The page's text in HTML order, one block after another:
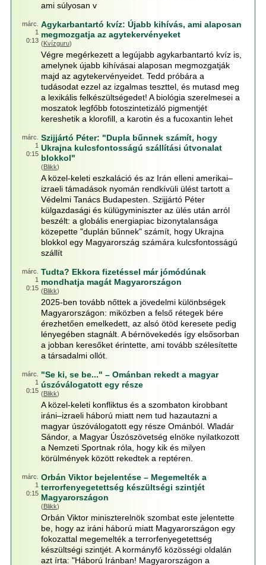
ami súlyosan v
márc.
1
0:13
Agykarbantartó kvíz: Újabb kihívás, ami alaposan
megmozgatja az agytekervényeket
(Kvízguru)
Végre megérkezett a legújabb agykarbantartó kvíz is,
amelynek újabb kihívásai alaposan megmozgatják
majd az agytekervényeidet. Tedd próbára a
tudásodat ezzel az izgalmas teszttel, és mutasd meg
a lexikális felkészültségedet! A biológia szerelmesei a
moszatok legfőbb fotoszintetizáló pigmentjét
kereshetik a klorofill, a karotin és a fucoxantin lehet
márc.
1
0:15
Szijjártó Péter: "Dupla bűnnek számít, hogy
Ukrajna kulcsfontosságú szállítási útvonalat
blokkol"
(Blikk)
A közel-keleti eszkaláció és az Irán elleni amerikai–
izraeli támadások nyomán rendkívüli ülést tartott a
Védelmi Tanács Budapesten. Szijjártó Péter
külgazdasági és külügyminiszter az ülés után arról
beszélt: a globális energiapiac bizonytalansága
közepette "duplán bűnnek" számít, hogy Ukrajna
blokkol egy Magyarország számára kulcsfontosságú
szállít
márc.
1
0:15
Tudta? Ekkora fizetéssel már jómódúnak
mondhatja magát Magyarországon
(Blikk)
2025-ben tovább nőttek a jövedelmi különbségek
Magyarországon: miközben a felső rétegek bére
érezhetően emelkedett, az alsó ötöd keresete pedig
lényegében stagnált. A bérnövekedés így elsősorban
a jobban keresőket érintette, ami tovább szélesítette
a társadalmi ollót.
márc.
1
0:15
"Se ki, se be..." – Ománban rekedt a magyar
úszóválogatott egy része
(Blikk)
A közel-keleti konfliktus és a szombaton kirobbant
iráni–izraeli háború miatt nem tud hazautazni a
magyar úszóválogatott egy része Ománból. Wladár
Sándor, a Magyar Úszószövetség elnöke nyilatkozott
a Nemzeti Sportnak róla, hogy kik és milyen
körülmények között rekedtek a reptéren.
márc.
1
0:15
Orbán Viktor bejelentése – Megemelték a
terrorfenyegetettség készültségi szintjét
Magyarországon
(Blikk)
Orbán Viktor miniszterelnök szombat este jelentette
be, hogy az iráni háború miatt Magyarországon egy
fokozattal megemelték a terrorfenyegetettség
készültségi szintjét. A kormányfő közösségi oldalán
azt írta: "Háború Iránban! Magyarországon a